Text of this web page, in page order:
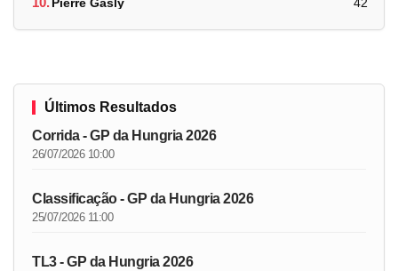
Últimos Resultados
Corrida - GP da Hungria 2026
26/07/2026 10:00
Classificação - GP da Hungria 2026
25/07/2026 11:00
TL3 - GP da Hungria 2026